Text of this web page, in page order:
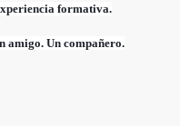
formativa.
amigo. Un compañero.